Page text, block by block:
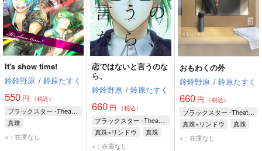
It's show time!
鈴鈴野原 / 鈴原たすく
550 円 （税込）
ブラックスター -Theater Starless-
真珠
×：在庫なし
恋ではないと言うのな
ら、
鈴鈴野原 / 鈴原たすく
660 円 （税込）
ブラックスター -Theater Starless-
真珠×リンドウ
真珠
リンドウ
×：在庫なし
おもわくの外
鈴鈴野原 / 鈴原たすく
660円 （税込）
ブラックスター -Theater Starless-
真珠×リンドウ
真珠
リンドウ
×：在庫なし